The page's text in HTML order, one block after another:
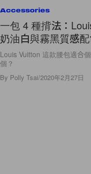
Accessories
一包 4 種揹法：
奶油白與霧黑質感配
Louis Vuitton 這款腰包適合
個？
By Polly Tsai/2020年2月27日